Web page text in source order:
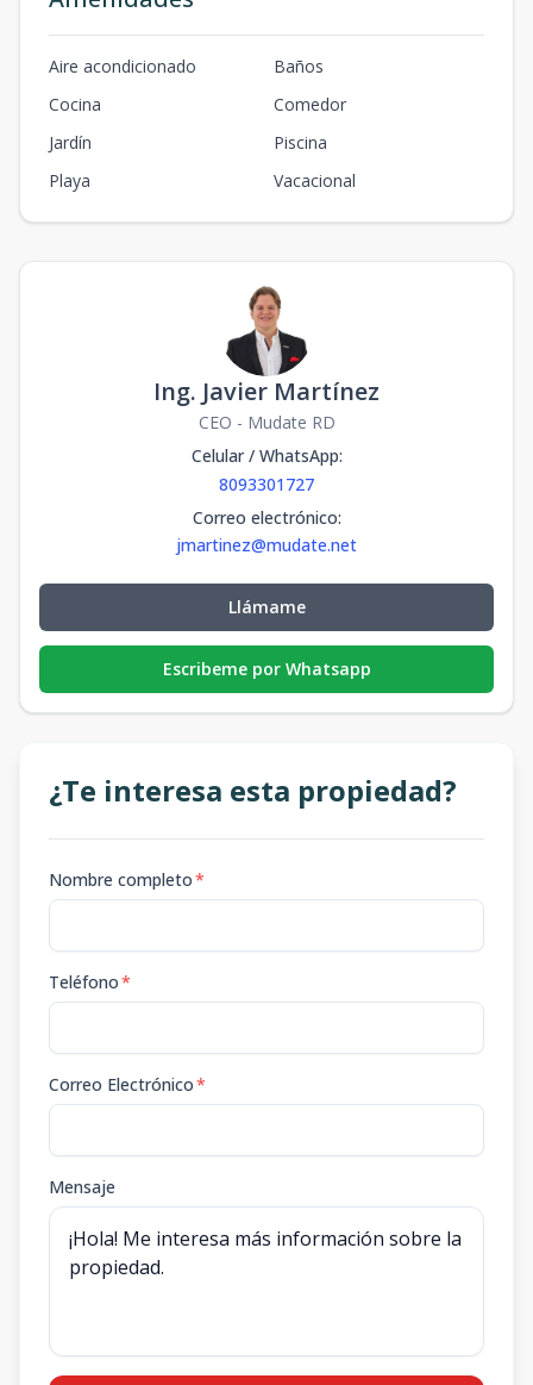
Aire acondicionado
Baños
Cocina
Comedor
Jardín
Piscina
Playa
Vacacional
Ing. Javier Martínez
CEO - Mudate RD
Celular / WhatsApp:
8093301727
Correo electrónico:
jmartinez@mudate.net
Llámame
Escribeme por Whatsapp
¿Te interesa esta propiedad?
Nombre completo*
Teléfono*
Correo Electrónico*
Mensaje